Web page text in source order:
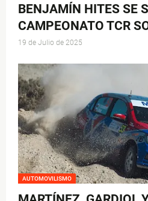
BENJAMÍN HITES SE
CAMPEONATO TCR
19 de Julio de 2025
AUTOMOVILISMO